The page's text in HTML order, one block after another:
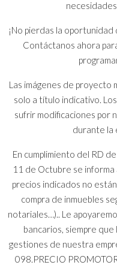
¡No pierdas la
Contáctanos ahora
Las imágenes de proyecto
solo a título indicativo.
sufrir modificaciones por
durante la
En cumplimiento del RD
11 de Octubre se informa
precios indicados no
compra de inmuebles
notariales…).. Le
bancarios, siempre que
gestiones de nuestra
098.PRECIO